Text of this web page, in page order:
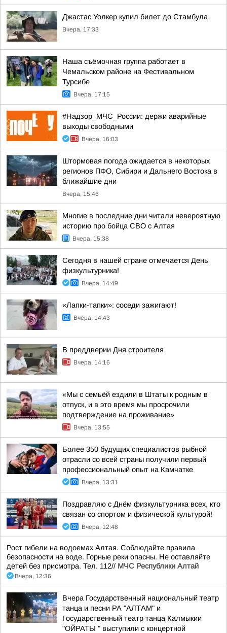
Джастас Уолкер купил билет до Стамбула
Вчера, 17:33
Наша съёмочная группа работает в
Чемальском районе на Фестивальном
Турсибе
Вчера, 17:15
#Надзор_МЧС_России: держи аварийные
выходы свободными
Вчера, 16:03
Штормовая погода ожидается в некоторых
регионов ПФО, Сибири и Дальнего Востока в
ближайшие дни
Вчера, 15:46
Многие в последние дни читали невероятную
историю про бойца СВО с Алтая
Вчера, 15:38
Сегодня в нашей стране отмечается День
физкультурника!
Вчера, 14:49
«Лапки-тапки»: соседи зажигают!
Вчера, 14:43
В преддверии Дня строителя
Вчера, 14:16
«Мы с семьёй ездили в Штаты к родным в
отпуск, и в это время мы просрочили
подтверждение на проживание»
Вчера, 13:55
Более 350 будущих специалистов рыбной
отрасли со всей страны получили первый
профессиональный опыт на Камчатке
Вчера, 13:31
Поздравляю с Днём физкультурника всех, кто
связан со спортом и физической культурой!
Вчера, 12:48
Рост гибели на водоемах Алтая. Соблюдайте правила
безопасности на воде. Горные реки опасны. Не оставляйте
детей без присмотра. Тел. 112// МЧС Республики Алтай
Вчера, 12:36
Вчера Государственный национальный театр
танца и песни РА "АЛТАМ" и
Государственный театр танца Калмыкии
"ОЙРАТЫ " выступили с концертной